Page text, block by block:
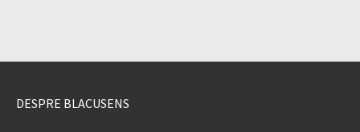
DESPRE BLACUSENS